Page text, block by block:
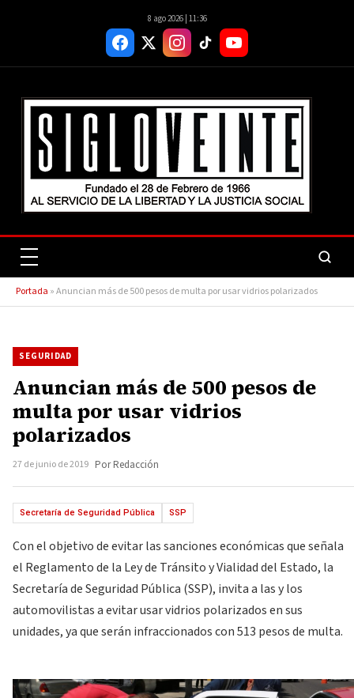
8 ago 2026 | 11:36
Portada »Anuncian más de 500 pesos de multa por usar vidrios polarizados
SEGURIDAD
Anuncian más de 500 pesos de
multa por usar vidrios
polarizados
27 de junio de 2019 Por Redacción
Secretaría de Seguridad Pública SSP
Con el objetivo de evitar las sanciones económicas que señala
el Reglamento de la Ley de Tránsito y Vialidad del Estado, la
Secretaría de Seguridad Pública (SSP), invita a las y los
automovilistas a evitar usar vidrios polarizados en sus
unidades, ya que serán infraccionados con 513 pesos de multa.